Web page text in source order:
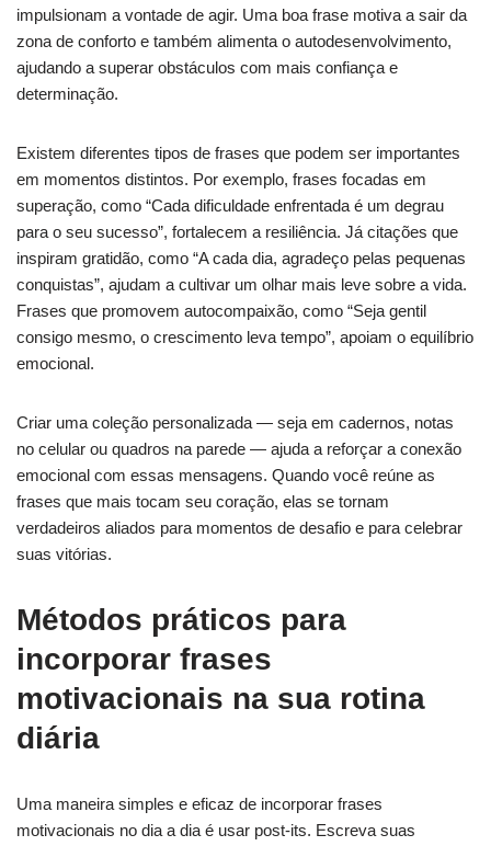
impulsionam a vontade de agir. Uma boa frase motiva a sair da
zona de conforto e também alimenta o autodesenvolvimento,
ajudando a superar obstáculos com mais confiança e
determinação.
Existem diferentes tipos de frases que podem ser importantes
em momentos distintos. Por exemplo, frases focadas em
superação, como “Cada dificuldade enfrentada é um degrau
para o seu sucesso”, fortalecem a resiliência. Já citações que
inspiram gratidão, como “A cada dia, agradeço pelas pequenas
conquistas”, ajudam a cultivar um olhar mais leve sobre a vida.
Frases que promovem autocompaixão, como “Seja gentil
consigo mesmo, o crescimento leva tempo”, apoiam o equilíbrio
emocional.
Criar uma coleção personalizada — seja em cadernos, notas
no celular ou quadros na parede — ajuda a reforçar a conexão
emocional com essas mensagens. Quando você reúne as
frases que mais tocam seu coração, elas se tornam
verdadeiros aliados para momentos de desafio e para celebrar
suas vitórias.
Métodos práticos para
incorporar frases
motivacionais na sua rotina
diária
Uma maneira simples e eficaz de incorporar frases
motivacionais no dia a dia é usar post-its. Escreva suas